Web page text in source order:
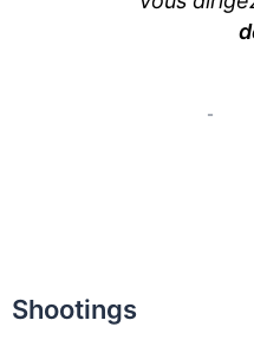
Shootings